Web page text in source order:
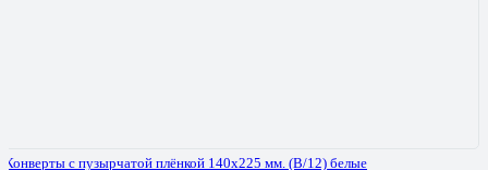
Конверты с пузырчатой плёнкой 140х225 мм. (В/12) белые